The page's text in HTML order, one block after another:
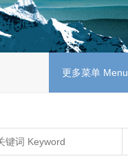
更多菜单 Menu